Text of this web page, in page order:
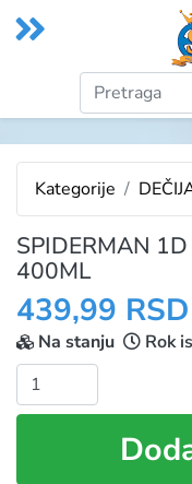
Kategorije
SPIDERMAN
400ML
439,99 RSD
Na stanju
Rok